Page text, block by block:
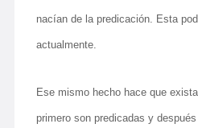
nacían de la predicación. Esta
actualmente.
Ese mismo hecho hace que
primero son predicadas y